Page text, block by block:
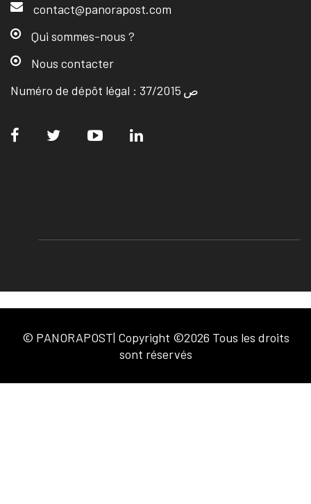
contact@panorapost.com
Qui sommes-nous ?
Nous contacter
Numéro de dépôt légal : ص 37/2015
© PANORAPOST| Copyright ©2026 Tous les droits
sont réservés